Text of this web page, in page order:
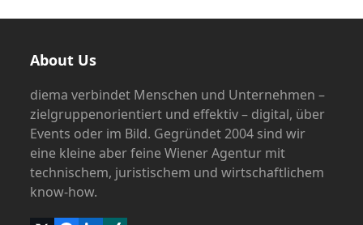
About Us
diema verbindet Menschen und Unternehmen –
zielgruppenorientiert und effektiv – digital, über
Events oder im Bild. Gegründet 2004 sind wir
eine kleine aber feine Wiener Agentur mit
technischem, juristischem und wirtschaftlichem
know-how.